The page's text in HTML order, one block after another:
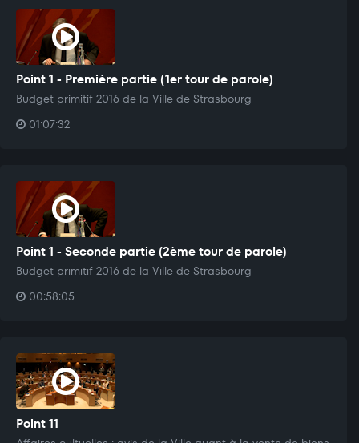
Point 1 - Première partie (1er tour de parole)
Budget primitif 2016 de la Ville de Strasbourg
01:07:32
Point 1 - Seconde partie (2ème tour de parole)
Budget primitif 2016 de la Ville de Strasbourg
00:58:05
Point 11